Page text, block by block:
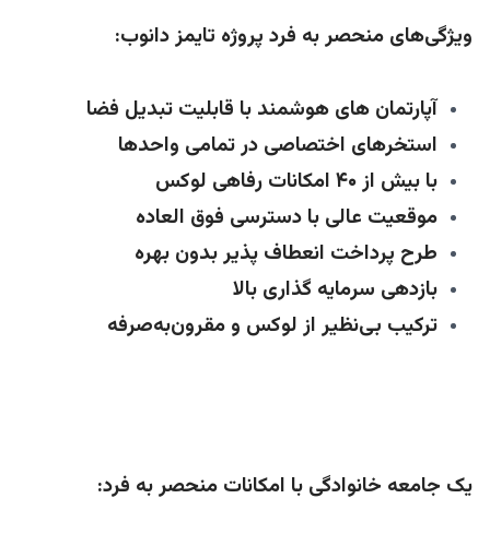
ویژگی‌های منحصر به‌ فرد پروژه تایمز دانوب:
آپارتمان‌ های هوشمند با قابلیت تبدیل فضا
استخرهای اختصاصی در تمامی واحدها
با بیش از ۴۰ امکانات رفاهی لوکس
موقعیت عالی با دسترسی فوق‌ العاده
طرح پرداخت انعطاف‌ پذیر بدون بهره
بازدهی سرمایه‌ گذاری بالا
ترکیب بی‌نظیر از لوکس و مقرون‌به‌صرفه
یک جامعه خانوادگی با امکانات منحصر به‌ فرد: